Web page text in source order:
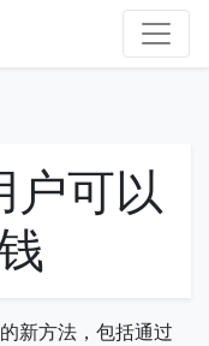
户可以
新方法，包括通过